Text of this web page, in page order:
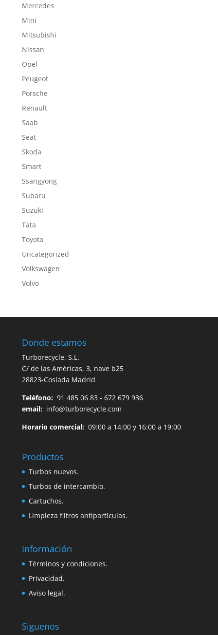
Mercedes
Mini
Mitsubishi
Nissan
Opel
Peugeot
Porsche
Renault
Saab
Seat
Skoda
Smart
Ssangyong
Subaru
Suzuki
Tata
Toyota
Uncategorized
Volkswagen
Volvo
Donde estamos
Turborecycle, S.L.
C/ de las Américas, 3, nave b25
28823-Coslada Madrid
Teléfono: 91 485 06 83 - 672 679 936
email: info@turborecycle.com
Horario comercial:09:00 a 14:00 y 16:00 a 19:00
Productos
Turbos nuevos.
Turbos de intercambio.
Cartuchos.
Limpieza filtros antipartículas.
Información
Términos y condiciones.
Privacidad.
Aviso legal.
Siguenos